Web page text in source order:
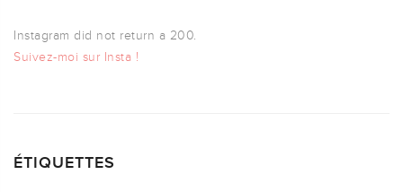
Instagram did not return a 200.
Suivez-moi sur Insta !
ÉTIQUETTES